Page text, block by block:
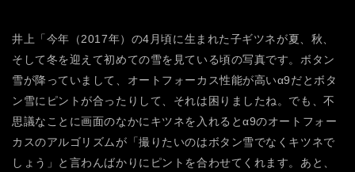
井上「今年（2017年）の4月頃に生まれた子ギツネが夏、秋、
そして冬を迎えて初めての雪を見ている頃の写真です。ボタン
雪が降っていまして、オートフォーカス性能が高いα9だとボタ
ン雪にピントが合ったりして、それは困りましたね。でも、不
思議なことに画面のなかにキツネを入れるとα9のオートフォー
カスのアルゴリズムが「撮りたいのはボタン雪でなくキツネで
しょう」と言わんばかりにピントを合わせてくれます。あと、